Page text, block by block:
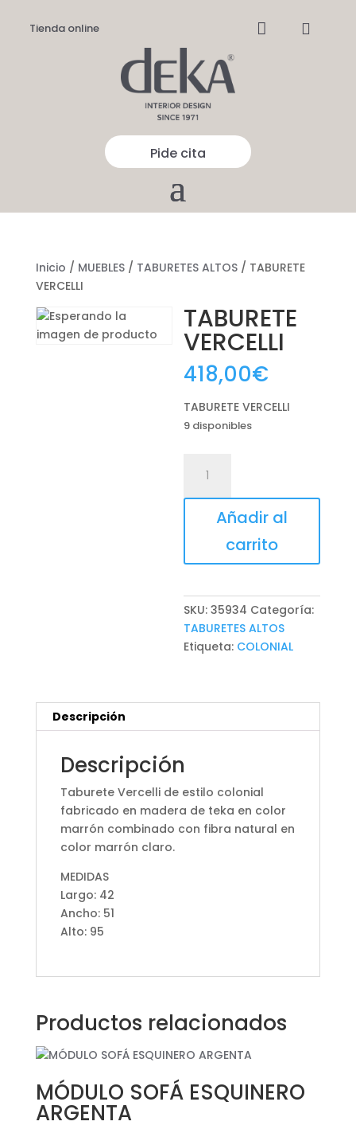
Tienda online  
Pide cita
Inicio / MUEBLES/ TABURETES ALTOS/ TABURETE
VERCELLI
TABURETE
VERCELLI
418,00€
TABURETE VERCELLI
9 disponibles
VERCELLI
cantidad
Añadir al
carrito
SKU:35934 Categoría:
TABURETES ALTOS
Etiqueta: COLONIAL
Descripción
Descripción
Taburete Vercelli de estilo colonial
fabricado en madera de teka en color
marrón combinado con fibra natural en
color marrón claro.
MEDIDAS
Largo: 42
Ancho: 51
Alto: 95
Productos relacionados
MÓDULO SOFÁ ESQUINERO
ARGENTA